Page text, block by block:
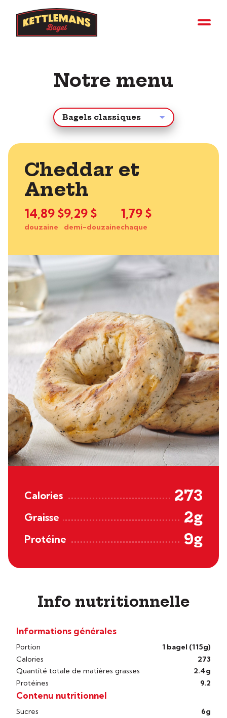
Notre menu
Cheddar et
Aneth
14,89 $
douzaine
9,29 $
demi-douzaine
1,79 $
chaque
Calories 273
Graisse 2g
Protéine 9g
Info nutritionnelle
Informations générales
Portion
1 bagel (115g)
Calories
273
Quantité totale de matières grasses
2.4g
Protéines
9.2
Contenu nutritionnel
Sucres
6g